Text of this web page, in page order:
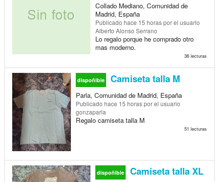
Collado Mediano, Comunidad de
Madrid, España
Publicado hace 15 horaspor el usuario
Alberto Alonso Serrano
Lo regalo porque he comprado otro
mas moderno.
36 lecturas
dispoñible Camiseta talla M
Parla, Comunidad de Madrid, España
Publicado hace 15 horaspor el usuario
gonzaparla
Regalo camiseta talla M
51 lecturas
dispoñible Camiseta talla XL